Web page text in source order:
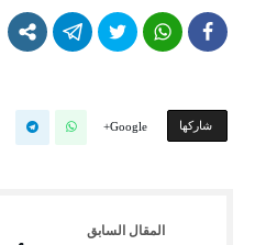
‫‫ شاركها‬ Google+